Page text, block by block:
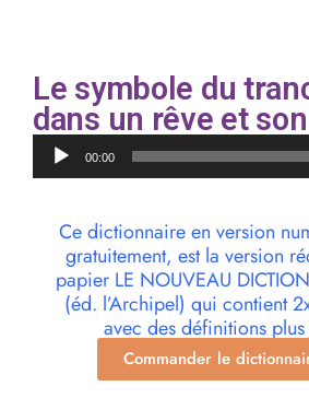
Le symbole du
dans un rêve et
Lecteur
audio00:00
Ce dictionnaire en version
gratuitement, est la version
papier LE NOUVEAU
(éd. l’Archipel) qui contient
avec des définitions
Commander le